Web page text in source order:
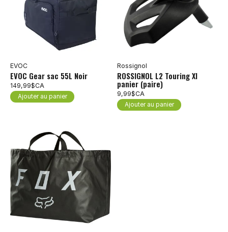
EVOC
EVOC Gear sac 55L Noir
149,99$CA
Ajouter au panier
Rossignol
ROSSIGNOL L2 Touring Xl
panier (paire)
9,99$CA
Ajouter au panier